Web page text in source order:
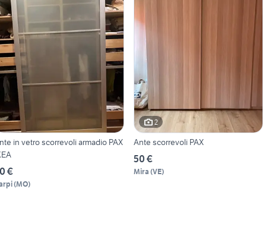
in vetro scorrevoli armadio PAX
€
(MO)
2
Ante scorrevoli PAX
50 €
Mira (VE)